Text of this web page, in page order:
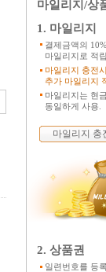
마일리지/상
1. 마일리지
결제금액의
마일리지로 적립.
마일리지 충전시
추가 마일리지
마일리지는 현
동일하게 사용.
마일리지 충
2. 상품권
일련번호를 등